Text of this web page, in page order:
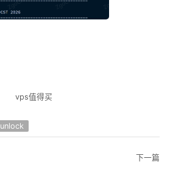
vps值得买
unlock
下一篇